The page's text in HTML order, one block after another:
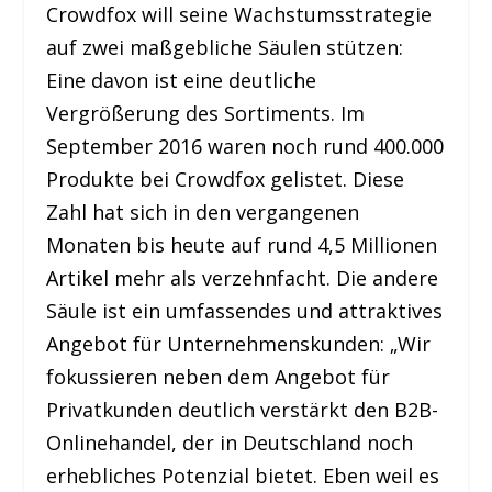
Crowdfox will seine Wachstumsstrategie
auf zwei maßgebliche Säulen stützen:
Eine davon ist eine deutliche
Vergrößerung des Sortiments. Im
September 2016 waren noch rund 400.000
Produkte bei Crowdfox gelistet. Diese
Zahl hat sich in den vergangenen
Monaten bis heute auf rund 4,5 Millionen
Artikel mehr als verzehnfacht. Die andere
Säule ist ein umfassendes und attraktives
Angebot für Unternehmenskunden: „Wir
fokussieren neben dem Angebot für
Privatkunden deutlich verstärkt den B2B-
Onlinehandel, der in Deutschland noch
erhebliches Potenzial bietet. Eben weil es